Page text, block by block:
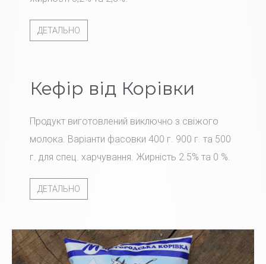
ДЕТАЛЬНО
Кефір від Корівки
Продукт виготовлений виключно з свіжого
молока. Варіанти фасовки 400 г. 900 г. та 500
г. для спец. харчування. Жирність 2.5% та 0 %.
ДЕТАЛЬНО